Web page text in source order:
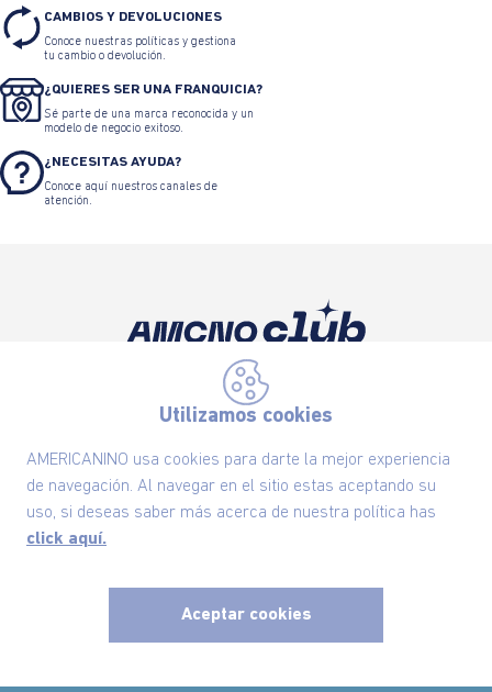
Utilizamos cookies
AMERICANINO usa cookies para darte la mejor experiencia
de navegación. Al navegar en el sitio estas aceptando su
uso, si deseas saber más acerca de nuestra política has
click aquí.
Aceptar cookies
CAMBIOS Y DEVOLUCIONES
Conoce nuestras políticas y gestiona
tu cambio o devolución.
¿QUIERES SER UNA FRANQUICIA?
Sé parte de una marca reconocida y un
modelo de negocio exitoso.
¿NECESITAS AYUDA?
Conoce aquí nuestros canales de
atención.
Suscríbete ahora nuestro Newsletter y recibe
las ofertas exclusivas y lo último en moda
Nuestra Marca